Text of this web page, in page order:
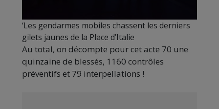
‘Les gendarmes mobiles chassent les derniers
gilets jaunes de la Place d’Italie
Au total, on décompte pour cet acte 70 une
quinzaine de blessés, 1160 contrôles
préventifs et 79 interpellations !